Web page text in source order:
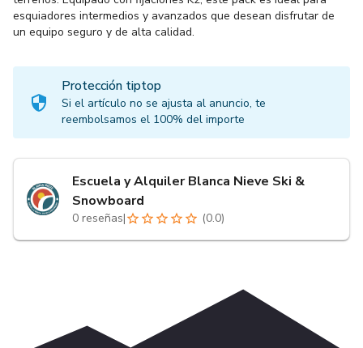
esquiadores intermedios y avanzados que desean disfrutar de
un equipo seguro y de alta calidad.
Protección tiptop
Si el artículo no se ajusta al anuncio, te
reembolsamos el 100% del importe
Escuela y Alquiler Blanca Nieve Ski &
Snowboard
0 reseñas| (0.0)